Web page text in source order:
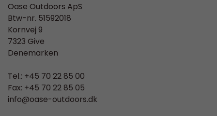
Oase Outdoors ApS
Btw-nr. 51592018
Kornvej 9
7323 Give
Denemarken
Tel.: +45 70 22 85 00
Fax: +45 70 22 85 05
info@oase-outdoors.dk